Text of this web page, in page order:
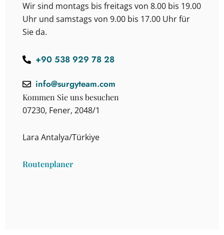
Wir sind montags bis freitags von 8.00 bis 19.00
Uhr und samstags von 9.00 bis 17.00 Uhr für
Sie da.
+90 538 929 78 28
info@surgyteam.com
Kommen Sie uns besuchen
07230, Fener, 2048/1
Lara Antalya/Türkiye
Routenplaner